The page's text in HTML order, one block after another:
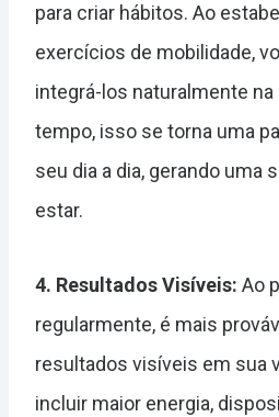
para criar hábitos. Ao
exercícios de mobilidade,
integrá-los naturalmente na
tempo, isso se torna uma
seu dia a dia, gerando uma
estar.
4. Resultados Visíveis: Ao
regularmente, é mais
resultados visíveis em sua
incluir maior energia,